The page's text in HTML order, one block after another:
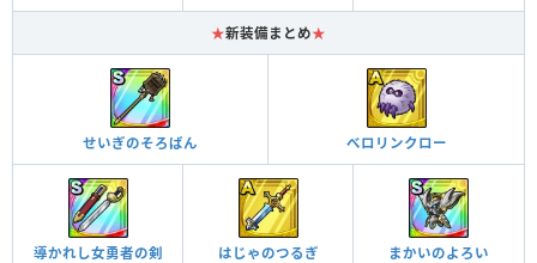
★新装備まとめ★
せいぎのそろばん べロリンクロー
導かれし女勇者の剣 はじゃのつるぎ まかいのよろい